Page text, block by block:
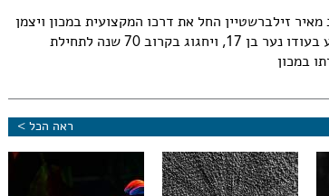
מאיר זילברשטיין החל את דרכו המקצועית במכון ויצמן
למדע בעודו נער בן 17, ויחגוג בקרוב 70 שנה לתחילת
במכון
ראה הכל >